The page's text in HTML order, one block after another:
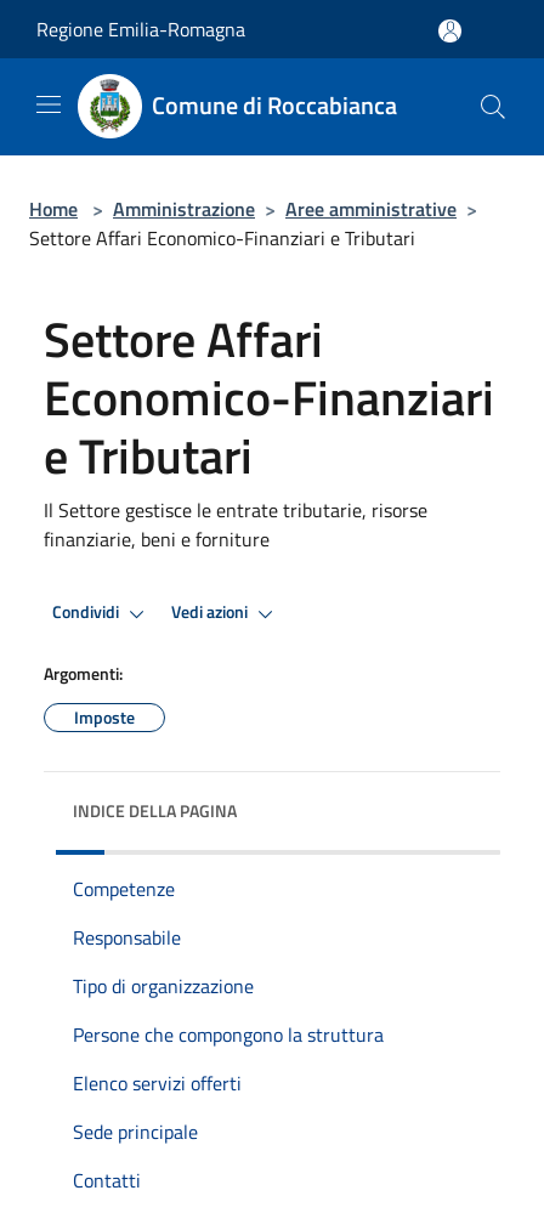
Regione Emilia-Romagna
Comune di Roccabianca
Home > Amministrazione > Aree amministrative >
Settore Affari Economico-Finanziari e Tributari
Settore Affari
Economico-Finanziari
e Tributari
Il Settore gestisce le entrate tributarie, risorse
finanziarie, beni e forniture
Condividi Vedi azioni
Argomenti:
Imposte
INDICE DELLA PAGINA
Competenze
Responsabile
Tipo di organizzazione
Persone che compongono la struttura
Elenco servizi offerti
Sede principale
Contatti